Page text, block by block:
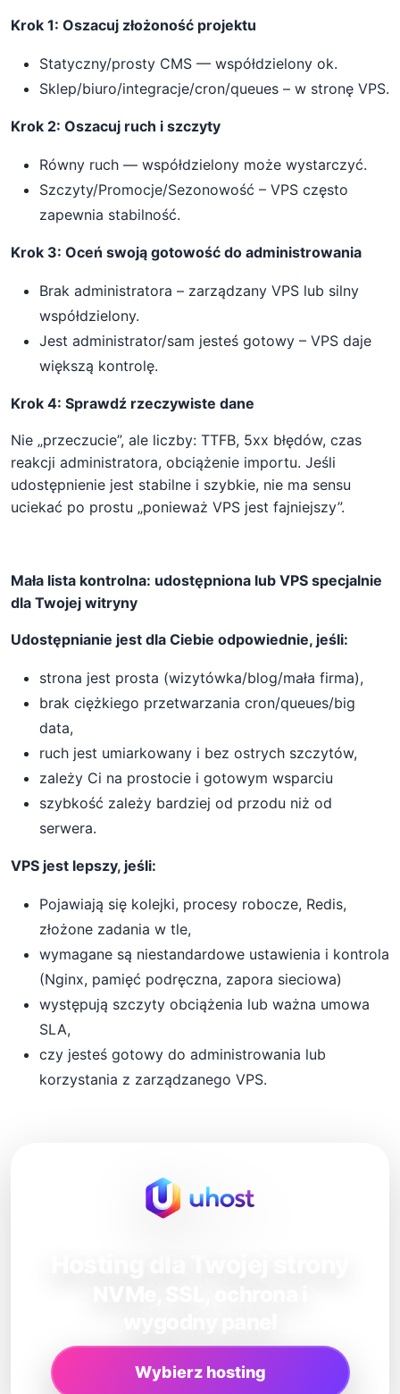
Krok 1: Oszacuj złożoność projektu
Statyczny/prosty CMS — współdzielony ok.
Sklep/biuro/integracje/cron/queues – w stronę VPS.
Krok 2: Oszacuj ruch i szczyty
Równy ruch — współdzielony może wystarczyć.
Szczyty/Promocje/Sezonowość – VPS często
zapewnia stabilność.
Krok 3: Oceń swoją gotowość do administrowania
Brak administratora – zarządzany VPS lub silny
współdzielony.
Jest administrator/sam jesteś gotowy – VPS daje
większą kontrolę.
Krok 4: Sprawdź rzeczywiste dane
Nie „przeczucie”, ale liczby: TTFB, 5xx błędów, czas
reakcji administratora, obciążenie importu. Jeśli
udostępnienie jest stabilne i szybkie, nie ma sensu
uciekać po prostu „ponieważ VPS jest fajniejszy”.
Mała lista kontrolna: udostępniona lub VPS specjalnie
dla Twojej witryny
Udostępnianie jest dla Ciebie odpowiednie, jeśli:
strona jest prosta (wizytówka/blog/mała firma),
brak ciężkiego przetwarzania cron/queues/big
data,
ruch jest umiarkowany i bez ostrych szczytów,
zależy Ci na prostocie i gotowym wsparciu
szybkość zależy bardziej od przodu niż od
serwera.
VPS jest lepszy, jeśli:
Pojawiają się kolejki, procesy robocze, Redis,
złożone zadania w tle,
wymagane są niestandardowe ustawienia i kontrola
(Nginx, pamięć podręczna, zapora sieciowa)
występują szczyty obciążenia lub ważna umowa
SLA,
czy jesteś gotowy do administrowania lub
korzystania z zarządzanego VPS.
Wybierz hosting